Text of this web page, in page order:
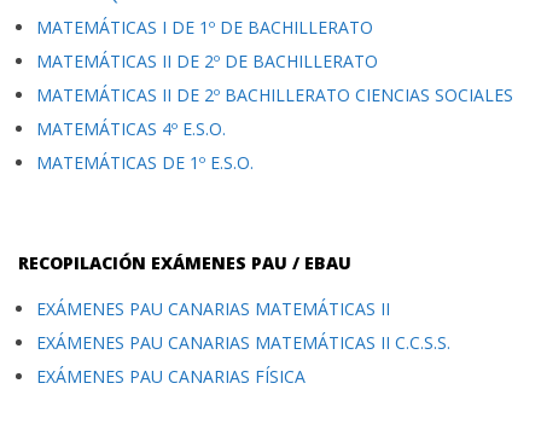
MATEMÁTICAS I DE 1º DE BACHILLERATO
MATEMÁTICAS II DE 2º DE BACHILLERATO
MATEMÁTICAS II DE 2º BACHILLERATO CIENCIAS SOCIALES
MATEMÁTICAS 4º E.S.O.
MATEMÁTICAS DE 1º E.S.O.
RECOPILACIÓN EXÁMENES PAU / EBAU
EXÁMENES PAU CANARIAS MATEMÁTICAS II
EXÁMENES PAU CANARIAS MATEMÁTICAS II C.C.S.S.
EXÁMENES PAU CANARIAS FÍSICA